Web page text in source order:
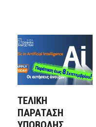
ΤΕΛΙΚΗ
ΠΑΡΑΤΑΣΗ